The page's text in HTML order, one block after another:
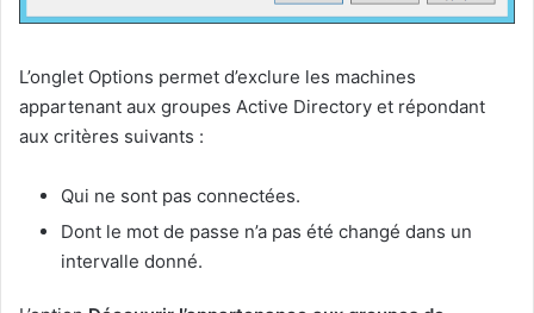
L’onglet Options permet d’exclure les machines
appartenant aux groupes Active Directory et répondant
aux critères suivants :
Qui ne sont pas connectées.
Dont le mot de passe n’a pas été changé dans un
intervalle donné.